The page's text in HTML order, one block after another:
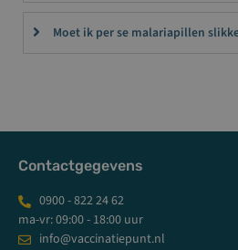
Moet ik per se malariapillen
Contactgegevens
0900 - 822 24 62
ma-vr: 09:00 - 18:00 uur
info@vaccinatiepunt.nl